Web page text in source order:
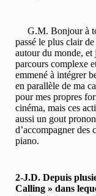
G.M. Bonjour à
passé le plus clair
autour du monde, et
parcours complexe
emmené à intégrer
en parallèle de ma
pour mes propres
cinéma, mais ces
aussi un gout
d’accompagner des
piano.
2-J.D. Depuis
Calling » dans